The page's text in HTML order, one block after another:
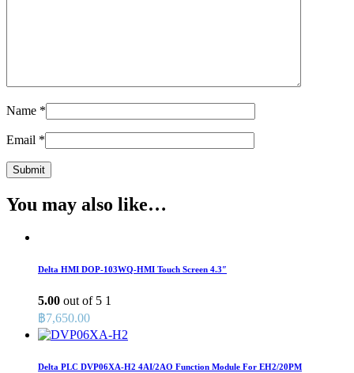
Name *
Email *
You may also like…
Delta HMI DOP-103WQ-HMI Touch Screen 4.3″
5.00 out of 5 1
฿7,650.00
Delta PLC DVP06XA-H2 4AI/2AO Function Module For EH2/20PM